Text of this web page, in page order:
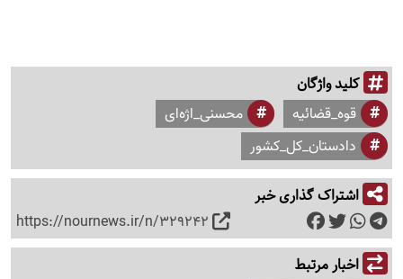
کلید واژگان
قوه_قضائیه
محسنی_اژه‌ای
دادستان_کل_کشور
اشتراک گذاری خبر
https://nournews.ir/n/329242
اخبار مرتبط